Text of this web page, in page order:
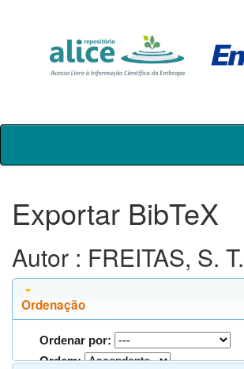
Skip
Exportar BibTeX
Autor : FREITAS, S.
Ordenação
Ordenar por:
Ordem: